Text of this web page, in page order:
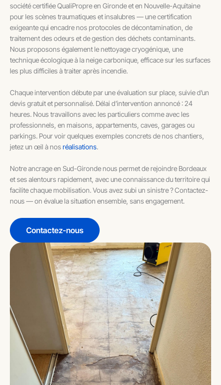
société certifiée QualiPropre en Gironde et en Nouvelle-Aquitaine
pour les scènes traumatiques et insalubres — une certification
exigeante qui encadre nos protocoles de décontamination, de
traitement des odeurs et de gestion des déchets contaminants.
Nous proposons également le nettoyage cryogénique, une
technique écologique à la neige carbonique, efficace sur les surfaces
les plus difficiles à traiter après incendie.
Chaque intervention débute par une évaluation sur place, suivie d’un
devis gratuit et personnalisé. Délai d’intervention annoncé : 24
heures. Nous travaillons avec les particuliers comme avec les
professionnels, en maisons, appartements, caves, garages ou
parkings. Pour voir quelques exemples concrets de nos chantiers,
jetez un œil à nosréalisations.
Notre ancrage en Sud-Gironde nous permet de rejoindre Bordeaux
et ses alentours rapidement, avec une connaissance du territoire qui
facilite chaque mobilisation. Vous avez subi un sinistre ? Contactez-
nous — on évalue la situation ensemble, sans engagement.
Contactez-nous